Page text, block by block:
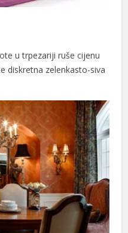
u trpezariji ruše cijenu
diskretna zelenkasto-siva